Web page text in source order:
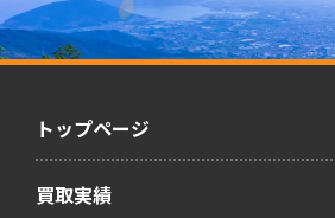
トップページ
買取実績